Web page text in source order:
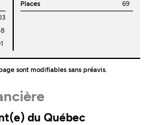
Places 69
sont modifiables sans préavis.
du Québec